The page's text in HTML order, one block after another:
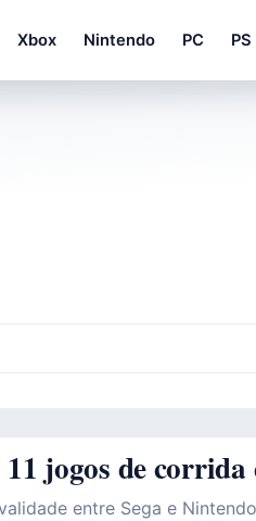
Xbox Nintendo PC
11 jogos de corrida
entre Sega e